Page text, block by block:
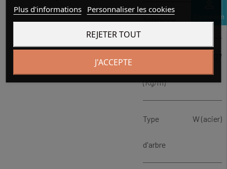
Connexion
Tolérance h6
(Kg/m)
11.07
Type
d'arbre
W (acier)
Plus d'informations Personnaliser les cookies
REJETER TOUT
J'ACCEPTE